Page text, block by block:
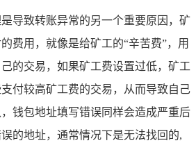
导致转账异常的另一个重要原因，矿
费用，就像是给矿工的“辛苦费”，用
的交易，如果矿工费设置过低，矿工
付较高矿工费的交易，从而导致自己
钱包地址填写错误同样会造成严重后
的地址，通常情况下是无法找回的,